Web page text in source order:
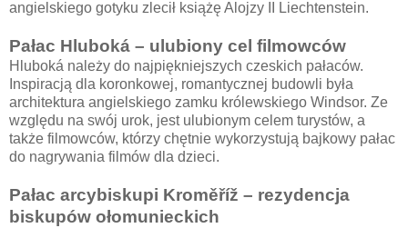
angielskiego gotyku zlecił książę Alojzy II Liechtenstein.
Pałac Hluboká – ulubiony cel filmowców
Hluboká należy do najpiękniejszych czeskich pałaców.
Inspiracją dla koronkowej, romantycznej budowli była
architektura angielskiego zamku królewskiego Windsor. Ze
względu na swój urok, jest ulubionym celem turystów, a
także filmowców, którzy chętnie wykorzystują bajkowy pałac
do nagrywania filmów dla dzieci.
Pałac arcybiskupi Kroměříž – rezydencja
biskupów ołomunieckich